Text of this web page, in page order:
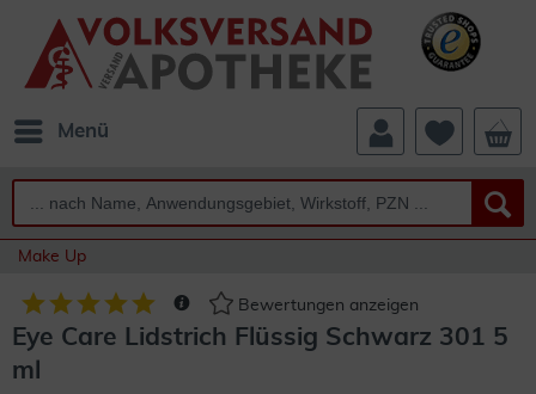
Menü
Make Up
Bewertungen anzeigen
Eye Care Lidstrich Flüssig Schwarz 301 5
ml